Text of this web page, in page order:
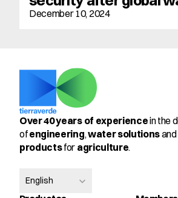
December 10, 2024
Over 40 years of experience in the
of engineering, water solutions and
products for agriculture.
English